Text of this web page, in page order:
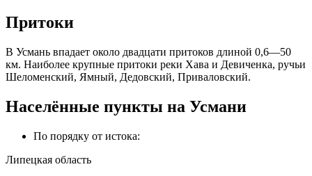
Притоки
В Усмань впадает около двадцати притоков длиной 0,6—50
км. Наиболее крупные притоки реки Хава и Девиченка, ручьи
Шеломенский, Ямный, Дедовский, Приваловский.
Населённые пункты на Усмани
По порядку от истока:
Липецкая область